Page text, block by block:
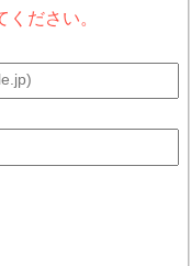
ださい。